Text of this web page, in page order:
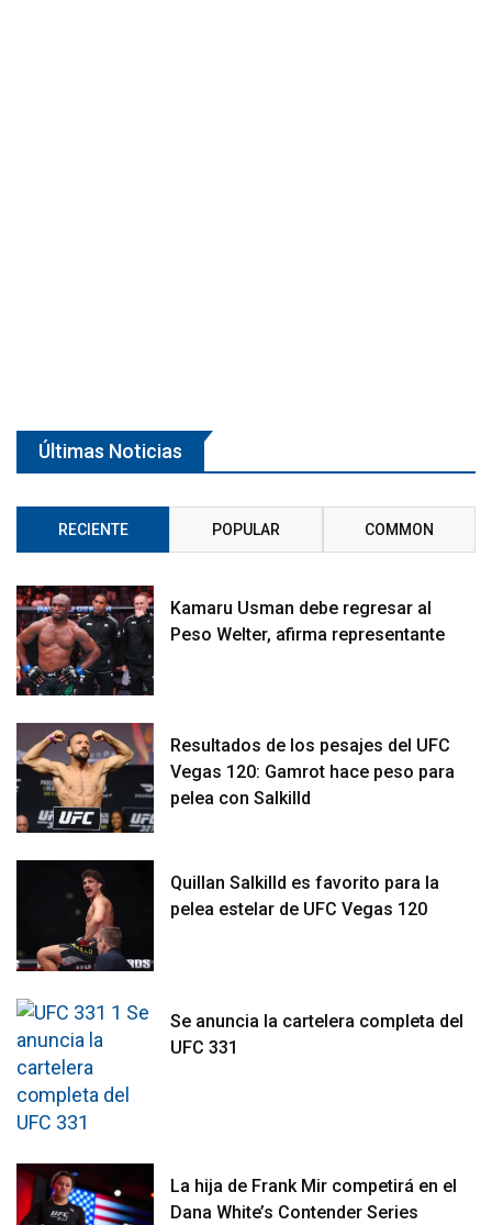
Últimas Noticias
RECIENTE POPULAR COMMON
Kamaru Usman debe regresar al
Peso Welter, afirma representante
Resultados de los pesajes del UFC
Vegas 120: Gamrot hace peso para
pelea con Salkilld
Quillan Salkilld es favorito para la
pelea estelar de UFC Vegas 120
Se anuncia la cartelera completa del
UFC 331
La hija de Frank Mir competirá en el
Dana White’s Contender Series